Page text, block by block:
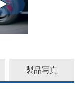
製品写真